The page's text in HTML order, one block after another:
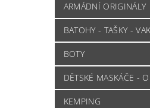
ARMÁDNÍ ORIGINÁLY
BATOHY - TAŠKY -
BOTY
DĚTSKÉ MASKÁČE -
KEMPING